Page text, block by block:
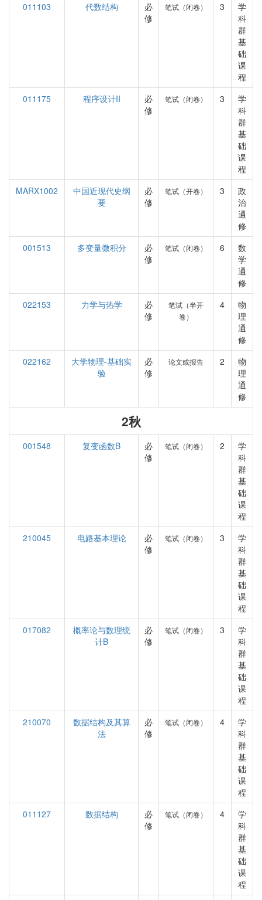
011103
代数结构
必
修
笔试（闭卷） 3
学
科
群
基
础
课
程
011175
程序设计II
必
修
笔试（闭卷） 3
学
科
群
基
础
课
程
MARX1002
中国近现代史纲
要
必
修
笔试（开卷） 3
政
治
通
修
001513
多变量微积分
必
修
笔试（闭卷） 6
数
学
通
修
022153
力学与热学
必
修
笔试（半开
卷）
4
物
理
通
修
022162
大学物理-基础实
验
必
修
论文或报告 2
物
理
通
修
2秋
001548 复变函数B
必
修
笔试（闭卷） 2
学
科
群
基
础
课
程
210045
电路基本理论
必
修
笔试（闭卷） 3
学
科
群
基
础
课
程
017082
概率论与数理统
计B
必
修
笔试（闭卷） 3
学
科
群
基
础
课
程
210070
数据结构及其算
法
必
修
笔试（闭卷） 4
学
科
群
基
础
课
程
011127
数据结构
必
修
笔试（闭卷） 4
学
科
群
基
础
课
程